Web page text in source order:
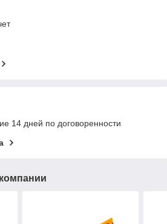
14 дней по договоренности